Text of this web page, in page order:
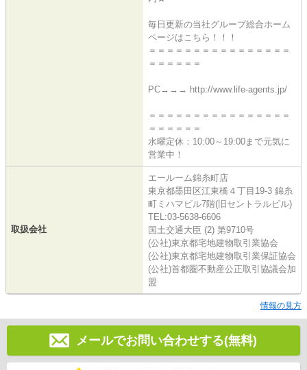
毎日更新の当社グループ総合ホーム
ページはこちら！！！
＝＝＝＝＝＝＝＝＝＝＝＝＝＝＝＝
＝＝＝＝＝＝
PC→→→ http://www.life-agents.jp/
＝＝＝＝＝＝＝＝＝＝＝＝＝＝＝＝
＝＝＝＝＝＝
水曜定休：10:00～19:00まで元気に
営業中！
取扱会社
エールーム錦糸町店
東京都墨田区江東橋４丁目19-3 錦糸
町ミハマビル7階(旧セントラルビル)
TEL:03-5638-6606
国土交通大臣 (2) 第9710号
(公社)東京都宅地建物取引業協会
(公社)東京都宅地建物取引業保証協会
(公社)首都圏不動産公正取引協議会加
盟
情報の見方
メールでお問い合わせする(無料)